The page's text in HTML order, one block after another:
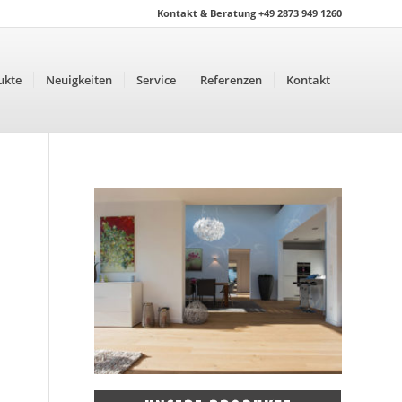
Kontakt & Beratung +49 2873 949 1260
Neuigkeiten Service Referenzen Kontakt